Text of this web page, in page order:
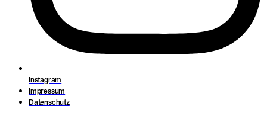
Instagram
Impressum
Datenschutz